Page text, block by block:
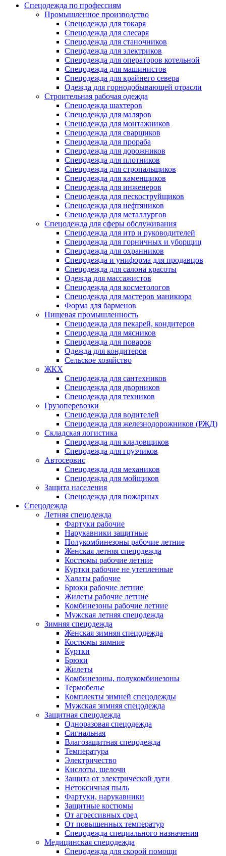
Спецодежда по профессиям
Промышленное производство
Спецодежда для токаря
Спецодежда для слесаря
Спецодежда для станочников
Спецодежда для электриков
Спецодежда для операторов котельной
Спецодежда для машинистов
Спецодежда для крайнего севера
Одежда для горнодобывающей отрасли
Строительная рабочая одежда
Спецодежда шахтеров
Спецодежда для маляров
Спецодежда для монтажников
Спецодежда для сварщиков
Спецодежда для прораба
Спецодежда для дорожников
Спецодежда для плотников
Спецодежда для стропальщиков
Спецодежда для каменщиков
Спецодежда для инженеров
Спецодежда для пескоструйщиков
Спецодежда для нефтяников
Спецодежда для металлургов
Спецодежда для сферы обслуживания
Спецодежда для итр и руководителей
Спецодежда для горничных и уборщиц
Спецодежда для охранников
Спецодежда и униформа для продавцов
Спецодежда для салона красоты
Одежда для массажистов
Спецодежда для косметологов
Спецодежда для мастеров маникюра
Форма для барменов
Пищевая промышленность
Спецодежда для пекарей, кондитеров
Спецодежда для мясников
Спецодежда для поваров
Одежда для кондитеров
Сельское хозяйство
ЖКХ
Спецодежда для сантехников
Спецодежда для дворников
Спецодежда для техников
Грузоперевозки
Спецодежда для водителей
Спецодежда для железнодорожников (РЖД)
Складская логистика
Спецодежда для кладовщиков
Спецодежда для грузчиков
Автосервис
Спецодежда для механиков
Спецодежда для мойщиков
Защита населения
Спецодежда для пожарных
Спецодежда
Летняя спецодежда
Фартуки рабочие
Нарукавники защитные
Полукомбинезоны рабочие летние
Женская летняя спецодежда
Костюмы рабочие летние
Куртки рабочие не утепленные
Халаты рабочие
Брюки рабочие летние
Жилеты рабочие летние
Комбинезоны рабочие летние
Мужская летняя спецодежда
Зимняя спецодежда
Женская зимняя спецодежда
Костюмы зимние
Куртки
Брюки
Жилеты
Комбинезоны, полукомбинезоны
Термобелье
Комплекты зимней спецодежды
Мужская зимняя спецодежда
Защитная спецодежда
Одноразовая спецодежда
Сигнальная
Влагозащитная спецодежда
Температура
Электричество
Кислоты, щелочи
Защита от электрической дуги
Нетоксичная пыль
Фартуки, нарукавники
Защитные костюмы
От агрессивных сред
От повышенных температур
Спецодежда специального назначения
Медицинская спецодежда
Спецодежда для скорой помощи